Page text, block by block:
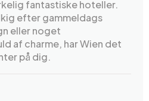
fantastiske hoteller.
efter gammeldags
eller noget
af charme, har Wien det
på dig.